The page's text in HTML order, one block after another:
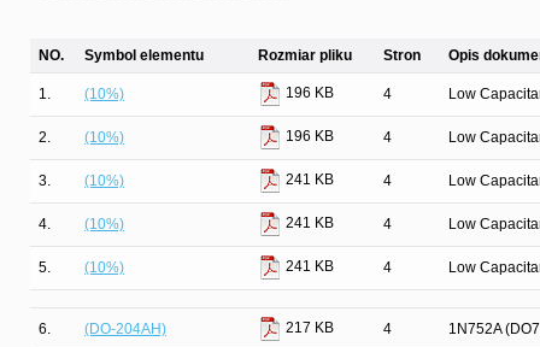
NO. Symbol elementu Rozmiar pliku Stron Opis
1. (10%) 196 KB 4 Low
2. (10%) 196 KB 4 Low
3. (10%) 241 KB 4 Low
4. (10%) 241 KB 4 Low
5. (10%) 241 KB 4 Low
6. (DO-204AH) 217 KB 4 1N752A